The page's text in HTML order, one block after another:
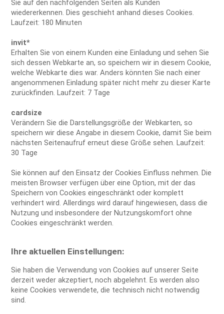
Sie auf den nachfolgenden Seiten als Kunden
wiedererkennen. Dies geschieht anhand dieses Cookies.
Laufzeit: 180 Minuten
invit*
Erhalten Sie von einem Kunden eine Einladung und sehen Sie
sich dessen Webkarte an, so speichern wir in diesem Cookie,
welche Webkarte dies war. Anders könnten Sie nach einer
angenommenen Einladung später nicht mehr zu dieser Karte
zurückfinden. Laufzeit: 7 Tage
cardsize
Verändern Sie die Darstellungsgröße der Webkarten, so
speichern wir diese Angabe in diesem Cookie, damit Sie beim
nächsten Seitenaufruf erneut diese Größe sehen. Laufzeit:
30 Tage
Sie können auf den Einsatz der Cookies Einfluss nehmen. Die
meisten Browser verfügen über eine Option, mit der das
Speichern von Cookies eingeschränkt oder komplett
verhindert wird. Allerdings wird darauf hingewiesen, dass die
Nutzung und insbesondere der Nutzungskomfort ohne
Cookies eingeschränkt werden.
Ihre aktuellen Einstellungen:
Sie haben die Verwendung von Cookies auf unserer Seite
derzeit weder akzeptiert, noch abgelehnt. Es werden also
keine Cookies verwendete, die technisch nicht notwendig
sind.